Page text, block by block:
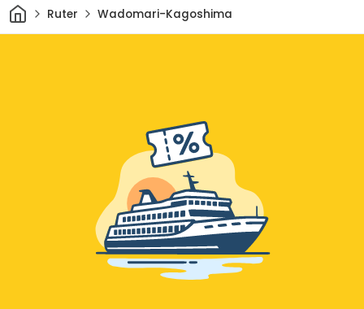
HjemRuter Wadomari-Kagoshima